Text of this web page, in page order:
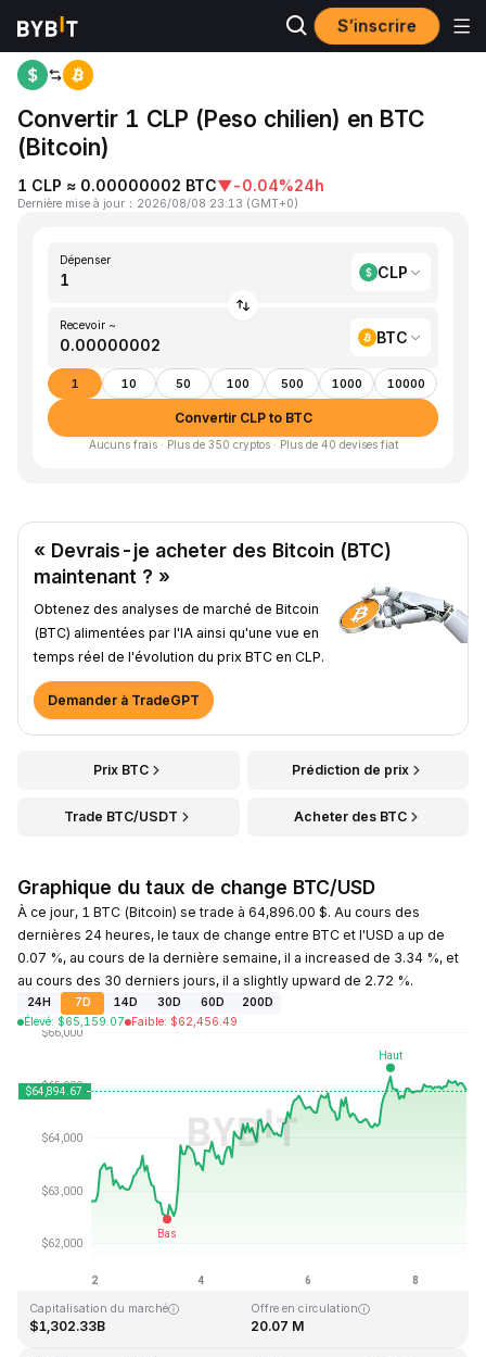
S’inscrire
Accueil
Convertir 1 CLP (Peso chilien) en BTC
(Bitcoin)
1 CLP ≈ 0.00000002 BTC▼-0.04%24h
Dernière mise à jour ： 2026/08/08 23:13 (GMT+0)
Dépenser
CLP
Recevoir ~
BTC
1 10 50 100 500 1000 10000
Convertir CLP to BTC
Aucuns frais · Plus de 350 cryptos · Plus de 40 devises fiat
« Devrais-je acheter des Bitcoin (BTC)
maintenant ? »
Obtenez des analyses de marché de Bitcoin
(BTC) alimentées par l'IA ainsi qu'une vue en
temps réel de l'évolution du prix BTC en CLP.
Demander à TradeGPT
Prix BTC Prédiction de prix
Trade BTC/USDT Acheter des BTC
Graphique du taux de change BTC/USD
À ce jour, 1 BTC (Bitcoin) se trade à 64,896.00 $. Au cours des
dernières 24 heures, le taux de change entre BTC et l'USD a up de
0.07 %, au cours de la dernière semaine, il a increased de 3.34 %, et
au cours des 30 derniers jours, il a slightly upward de 2.72 %.
24H 7D 14D 30D 60D
200D
Élevé: $65,159.07 Faible: $62,456.49
Dernière mise à jour : 2026-08-08, 23:13 GMT+0
$126,080.00
Capitalisation du marché
$1,302.33B
Offre en circulation
20.07 M